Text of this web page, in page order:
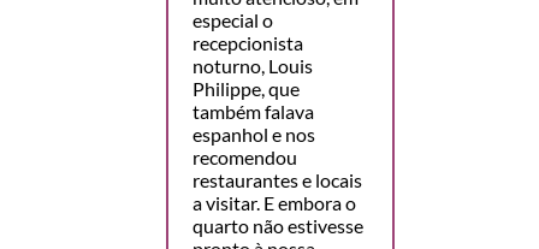
especial o
recepcionista
noturno, Louis
Philippe, que
também falava
espanhol e nos
recomendou
restaurantes e locais
a visitar. E embora o
quarto não estivesse